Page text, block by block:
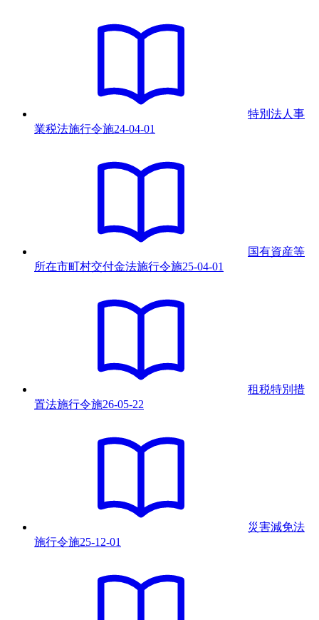
特別法人事
業税法施行令施24-04-01
国有資産等
所在市町村交付金法施行令施25-04-01
租税特別措
置法施行令施26-05-22
災害減免法
施行令施25-12-01